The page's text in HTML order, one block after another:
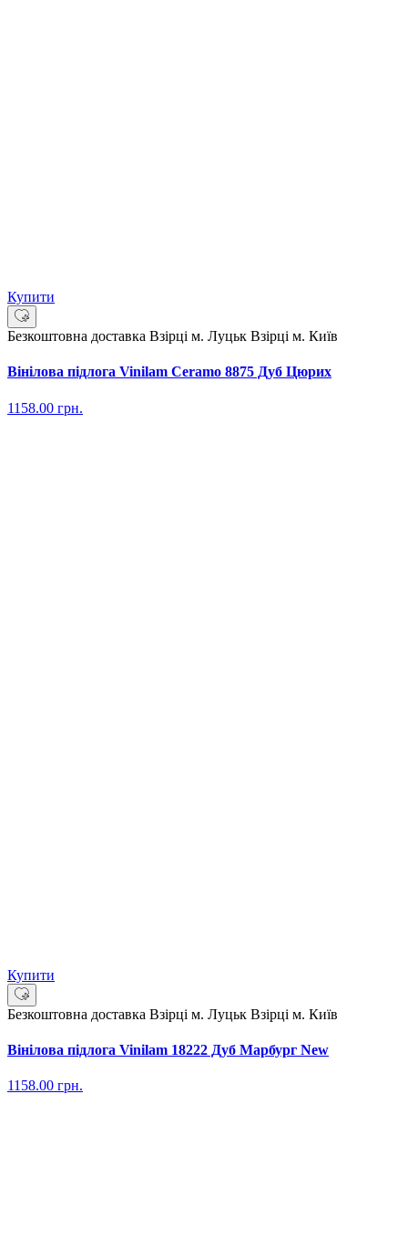
Купити
Безкоштовна доставка Взірці м. Луцьк Взірці м. Київ
Вінілова підлога Vinilam Ceramo 8875 Дуб Цюрих
1158.00 грн.
Купити
Безкоштовна доставка Взірці м. Луцьк Взірці м. Київ
Вінілова підлога Vinilam 18222 Дуб Марбург New
1158.00 грн.